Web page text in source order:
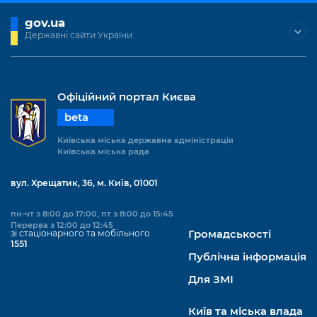
Підприємства, установи, організації
Kyiv International Relations
Гендерна політика
Безбар'єрність
Київська міська військова адміністрація
Портал Захисників та Захисниць
Міський застосунок Київ Цифровий
Важливе під час воєнного стану
Важливе під час воєнного стану
Портал даних Києва
gov.ua
Державні сайти України
Офіційний портал Києва
beta
Київська міська державна адміністрація
Київська міська рада
вул. Хрещатик, 36, м. Київ, 01001
пн-чт з 8:00 до 17:00, пт з 8:00 до 15:45
Перерва з 12:00 до 12:45
зі стаціонарного та мобільного
1551
Громадськості
Публічна інформація
Для ЗМІ
Київ та міська влада